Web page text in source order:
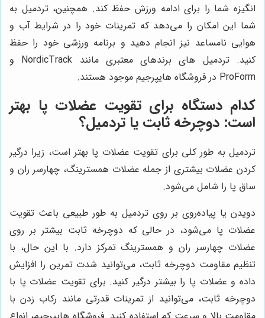
انگیزه شما را برای ادامه ورزش حفظ کند. همچنین، تردمیل به
شما این امکان را می‌دهد که تمرینات خود را در شرایط آب و
هوایی نامساعد نیز انجام دهید و برنامه ورزشی خود را حفظ
کنید. تردمیل های برندهای معتبری مانند NordicTrack و
ProForm در فروشگاه هایپرجیم موجود هستند.
کدام دستگاه برای تقویت عضلات پا بهتر
است: دوچرخه ثابت یا تردمیل؟
تردمیل به طور کلی برای تقویت عضلات پا بهتر است، زیرا درگیر
کردن عضلات بیشتری از جمله عضلات همسترینگ، چهارسر ران و
ساق پا را شامل می‌شود.
دویدن یا پیاده‌روی بر روی تردمیل به طور طبیعی باعث تقویت
عضلات پا می‌شود، در حالی که دوچرخه ثابت بیشتر بر روی
عضلات چهارسر ران و همسترینگ تمرکز دارد. با این حال، با
تنظیم مقاومت دوچرخه ثابت، می‌توانید شدت تمرین را افزایش
داده و عضلات پا را بیشتر درگیر کنید. برای تقویت عضلات پا با
دوچرخه ثابت، می‌توانید از تمرینات قدرتی مانند رکاب زدن با